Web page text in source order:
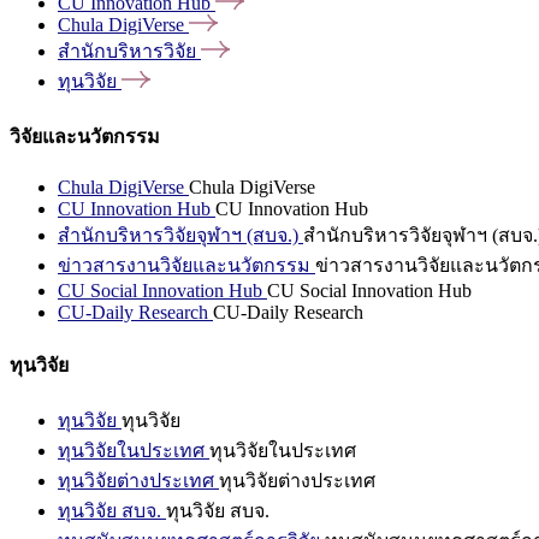
Chula DigiVerse
สำนักบริหารวิจัย
ทุนวิจัย
วิจัยและนวัตกรรม
Chula DigiVerse Chula DigiVerse
CU Innovation Hub CU Innovation Hub
สำนักบริหารวิจัยจุฬาฯ (สบจ.) สำนักบริหารวิจัยจุฬาฯ (สบจ
ข่าวสารงานวิจัยและนวัตกรรม ข่าวสารงานวิจัยและนวัตก
CU Social Innovation Hub CU Social Innovation Hub
CU-Daily Research CU-Daily Research
ทุนวิจัย
ทุนวิจัย ทุนวิจัย
ทุนวิจัยในประเทศ ทุนวิจัยในประเทศ
ทุนวิจัยต่างประเทศ ทุนวิจัยต่างประเทศ
ทุนวิจัย สบจ. ทุนวิจัย สบจ.